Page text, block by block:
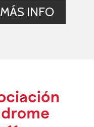
MÁS INFO